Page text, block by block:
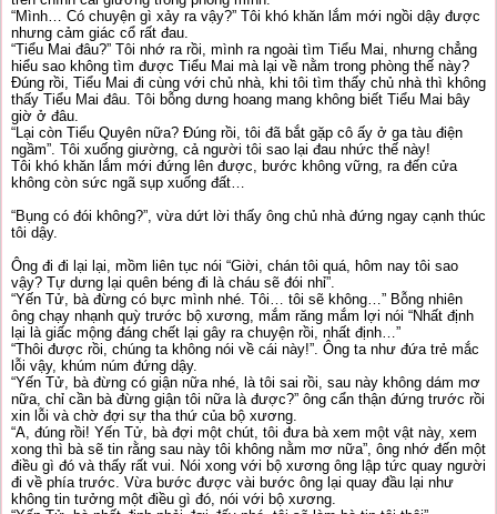
“Mình… Có chuyện gì xảy ra vậy?” Tôi khó khăn lắm mới ngồi dậy được
nhưng cảm giác cổ rất đau.
“Tiểu Mai đâu?” Tôi nhớ ra rồi, mình ra ngoài tìm Tiểu Mai, nhưng chẳng
hiểu sao không tìm được Tiểu Mai mà lại về nằm trong phòng thế này?
Đúng rồi, Tiểu Mai đi cùng với chủ nhà, khi tôi tìm thấy chủ nhà thì không
thấy Tiểu Mai đâu. Tôi bỗng dưng hoang mang không biết Tiểu Mai bây
giờ ở đâu.
“Lại còn Tiểu Quyên nữa? Đúng rồi, tôi đã bắt gặp cô ấy ở ga tàu điện
ngầm”. Tôi xuống giường, cả người tôi sao lại đau nhức thế này!
Tôi khó khăn lắm mới đứng lên được, bước không vững, ra đến cửa
không còn sức ngã sụp xuống đất…
“Bụng có đói không?”, vừa dứt lời thấy ông chủ nhà đứng ngay cạnh thúc
tôi dậy.
Ông đi đi lại lại, mồm liên tục nói “Giời, chán tôi quá, hôm nay tôi sao
vậy? Tự dưng lại quên béng đi là cháu sẽ đói nhỉ”.
“Yến Tử, bà đừng có bực mình nhé. Tôi… tôi sẽ không…” Bỗng nhiên
ông chạy nhạnh quỳ trước bộ xương, mắm răng mắm lợi nói “Nhất định
lại là giấc mộng đáng chết lại gây ra chuyện rồi, nhất định…”
“Thôi được rồi, chúng ta không nói về cái này!”. Ông ta như đứa trẻ mắc
lỗi vậy, khúm núm đứng dậy.
“Yến Tử, bà đừng có giận nữa nhé, là tôi sai rồi, sau này không dám mơ
nữa, chỉ cần bà đừng giận tôi nữa là được?” ông cẩn thận đứng trước rồi
xin lỗi và chờ đợi sự tha thứ của bộ xương.
“A, đúng rồi! Yến Tử, bà đợi một chút, tôi đưa bà xem một vật này, xem
xong thì bà sẽ tin rằng sau này tôi không nằm mơ nữa”, ông nhớ đến một
điều gì đó và thấy rất vui. Nói xong với bộ xương ông lập tức quay người
đi về phía trước. Vừa bước được vài bước ông lại quay đầu lại như
không tin tưởng một điều gì đó, nói với bộ xương.